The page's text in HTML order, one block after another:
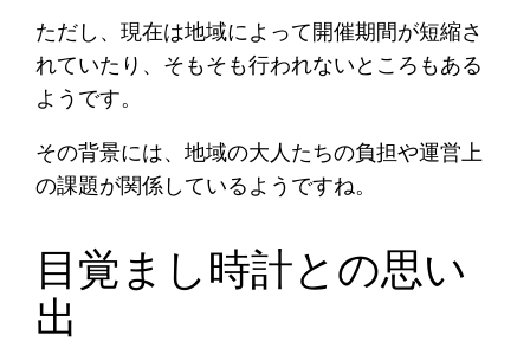
ただし、現在は地域によって開催期間が短縮さ
れていたり、そもそも行われないところもある
ようです。
その背景には、地域の大人たちの負担や運営上
の課題が関係しているようですね。
目覚まし時計との思い
出